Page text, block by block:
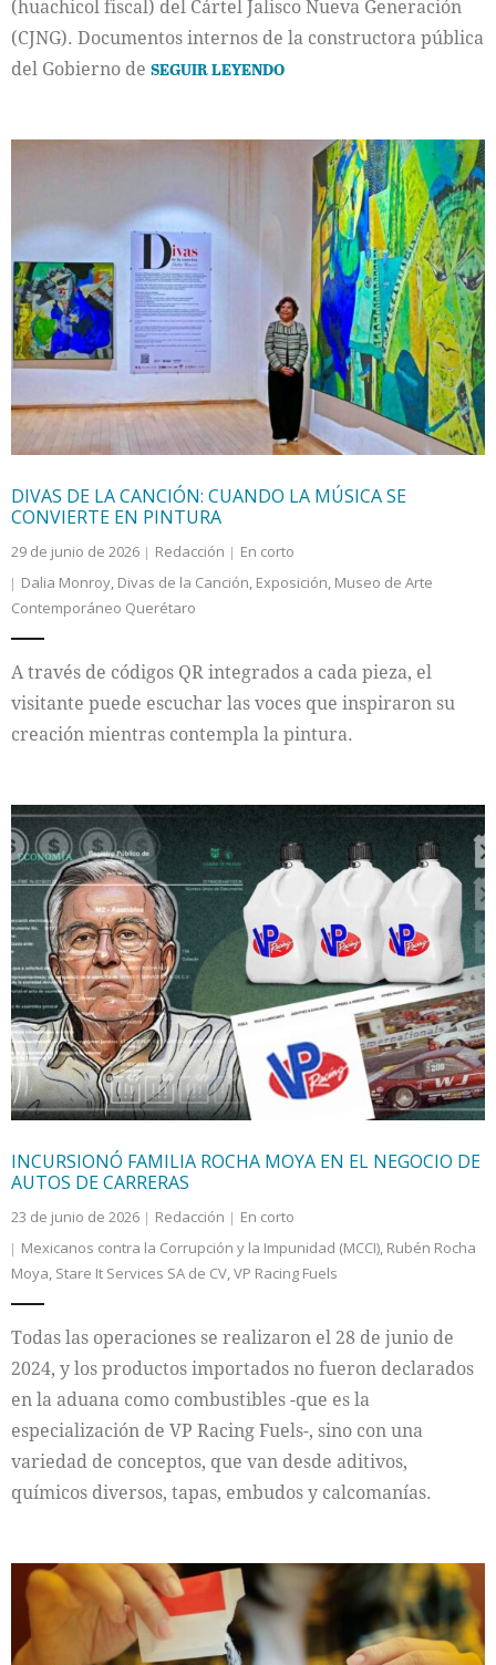
(huachicol fiscal) del Cártel Jalisco Nueva Generación
(CJNG). Documentos internos de la constructora pública
del Gobierno de SEGUIR LEYENDO
DIVAS DE LA CANCIÓN: CUANDO LA MÚSICA SE
CONVIERTE EN PINTURA
29 de junio de 2026 Redacción
En corto
Dalia Monroy, Divas de la Canción, Exposición, Museo de Arte
Contemporáneo Querétaro
A través de códigos QR integrados a cada pieza, el
visitante puede escuchar las voces que inspiraron su
creación mientras contempla la pintura.
INCURSIONÓ FAMILIA ROCHA MOYA EN EL NEGOCIO DE
AUTOS DE CARRERAS
23 de junio de 2026 Redacción
En corto
Mexicanos contra la Corrupción y la Impunidad (MCCI), Rubén Rocha
Moya, Stare It Services SA de CV,VP Racing Fuels
Todas las operaciones se realizaron el 28 de junio de
2024, y los productos importados no fueron declarados
en la aduana como combustibles -que es la
especialización de VP Racing Fuels-, sino con una
variedad de conceptos, que van desde aditivos,
químicos diversos, tapas, embudos y calcomanías.